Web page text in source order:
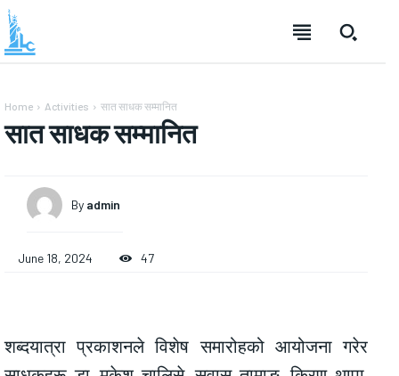
Home Activities सात साधक सम्मानित
सात साधक सम्मानित
By admin
June 18, 2024 47
शब्दयात्रा प्रकाशनले विशेष समारोहको आयोजना गरेर